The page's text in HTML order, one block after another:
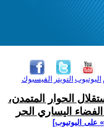
الفيسبوك التويتر اليوتيوب
الحوار المتمدن،
اليساري الحر
على اليوتيوب]